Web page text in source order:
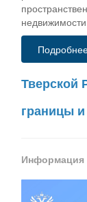
Тверской
границы и
Информация